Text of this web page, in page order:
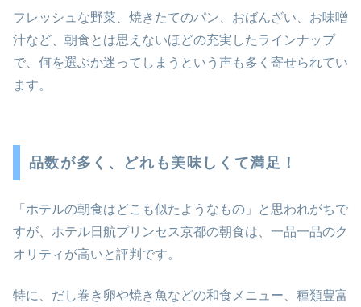
フレッシュな野菜、焼きたてのパン、おばんざい、お味噌
汁など、朝食とは思えないほどの充実したラインナップ
で、何を選ぶか迷ってしまうという声も多く寄せられてい
ます。
品数が多く、どれも美味しくて満足！
「ホテルの朝食はどこも似たようなもの」と思われがちで
すが、ホテル日航プリンセス京都の朝食は、一品一品のク
オリティが高いと評判です。
特に、だし巻き卵や焼き魚などの和食メニュー、種類豊富